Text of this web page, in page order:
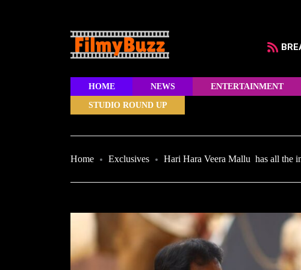
HOME NEWS ENTERTAINMENT
STUDIO ROUND UP
Home Exclusives Hari Hara Veera Mallu has all the